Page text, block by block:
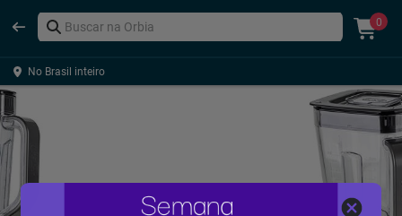
0
No Brasil inteiro